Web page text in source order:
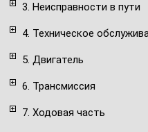
3. Неисправности в пути
4. Техническое
5. Двигатель
6. Трансмиссия
7. Ходовая часть